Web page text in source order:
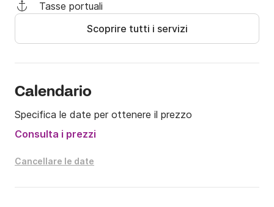
Esplorate le meraviglie del golfo di Sorrento e della
costiera a bordo dell’Airon Marine 25!
Tasse portuali
Scoprire tutti i servizi
Calendario
Specifica le date per ottenere il prezzo
Consulta i prezzi
Cancellare le date